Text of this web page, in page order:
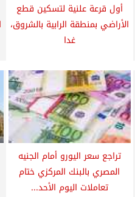
أول قرعة علنية لتسكين قطع
الأراضي بمنطقة الرابية بالشروق،
غدا
تراجع سعر اليورو أمام الجنيه
المصري بالبنك المركزي ختام
تعاملات اليوم الأحد...